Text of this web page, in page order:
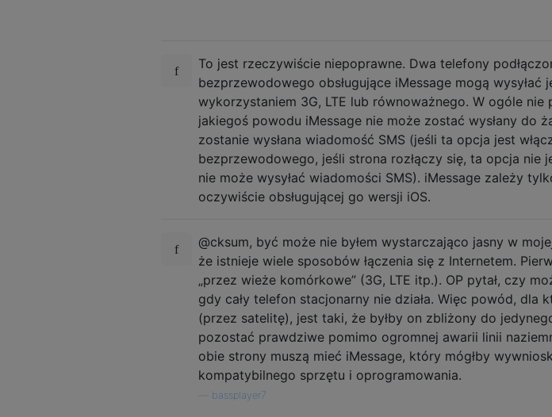
To jest rzeczywiście niepoprawne. Dwa telefony
bezprzewodowego obsługujące iMessage mogą
wykorzystaniem 3G, LTE lub równoważnego. W ogóle nie
jakiegoś powodu iMessage nie może zostać wysłany do
zostanie wysłana wiadomość SMS (jeśli ta opcja jest
bezprzewodowego, jeśli strona rozłączy się, ta opcja nie
nie może wysyłać wiadomości SMS). iMessage zależy
oczywiście obsługującej go wersji iOS.
@cksum, być może nie byłem wystarczająco jasny w
że istnieje wiele sposobów łączenia się z Internetem.
„przez wieże komórkowe” (3G, LTE itp.). OP pytał, czy
gdy cały telefon stacjonarny nie działa. Więc powód, dla
(przez satelitę), jest taki, że byłby on zbliżony do
pozostać prawdziwe pomimo ogromnej awarii linii
obie strony muszą mieć iMessage, który mógłby
kompatybilnego sprzętu i oprogramowania.
bassplayer7